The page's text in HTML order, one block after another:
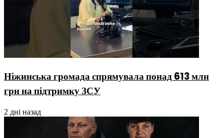
Ніжинська громада спрямувала понад 613 млн
грн на підтримку ЗСУ
2 дні назад